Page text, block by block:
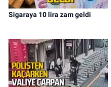
Sigaraya 10 lira zam geldi